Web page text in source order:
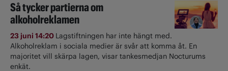
Så tycker partierna om
alkoholreklamen
23 juni 14:20 Lagstiftningen har inte hängt med.
Alkoholreklam i sociala medier är svår att komma åt. En
majoritet vill skärpa lagen, visar tankesmedjan Nocturums
enkät.